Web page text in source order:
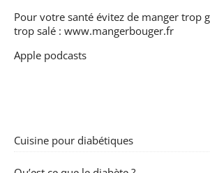
Pour votre santé évitez de manger trop
trop salé : www.mangerbouger.fr
Apple podcasts
Cuisine pour diabétiques